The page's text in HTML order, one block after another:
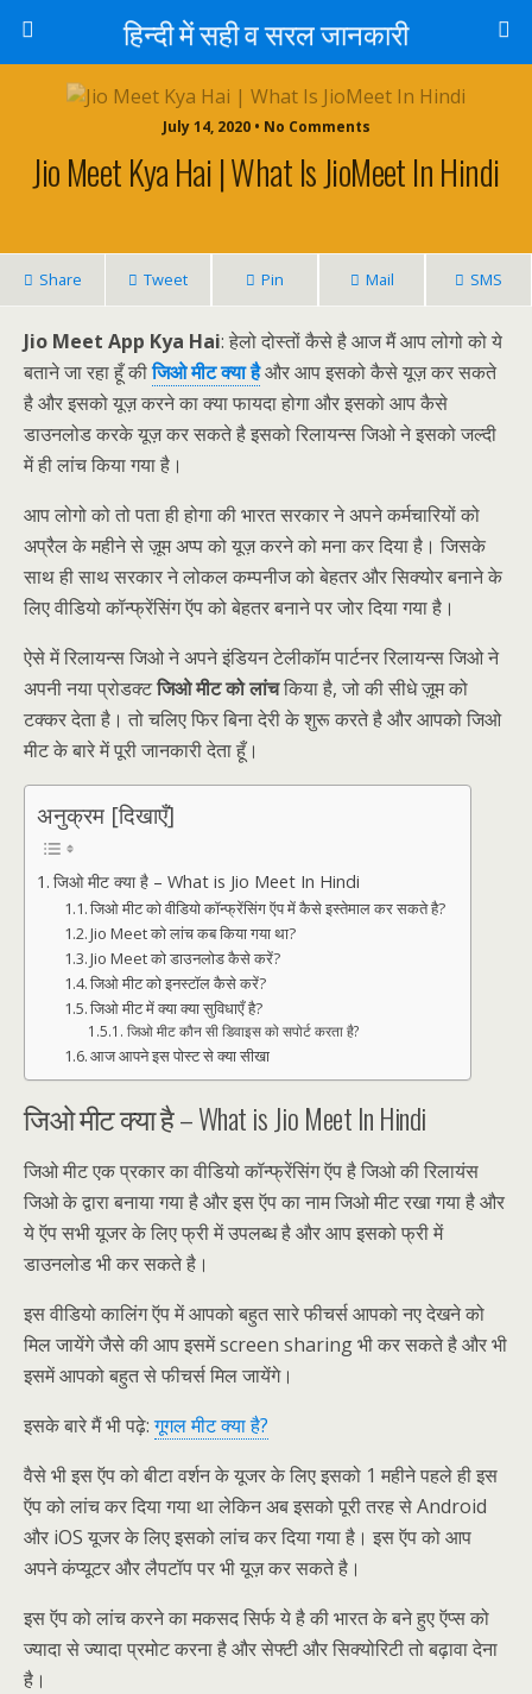
हिन्दी में सही व सरल जानकारी
July 14, 2020 • No Comments
Jio Meet Kya Hai | What Is JioMeet In Hindi
Share Tweet Pin Mail SMS
Jio Meet App Kya Hai: हेलो दोस्तों कैसे है आज मैं आप लोगो को ये
बताने जा रहा हूँ कीजिओ मीट क्या हैऔर आप इसको कैसे यूज़ कर सकते
है और इसको यूज़ करने का क्या फायदा होगा और इसको आप कैसे
डाउनलोड करके यूज़ कर सकते है इसको रिलायन्स जिओ ने इसको जल्दी
में ही लांच किया गया है।
आप लोगो को तो पता ही होगा की भारतसरकारने अपने कर्मचारियों को
अप्रैल के महीने से ज़ूम अप्प को यूज़ करने को मना कर दिया है। जिसके
साथ ही साथ सरकार ने लोकल कम्पनीज को बेहतर और सिक्योर बनाने के
लिए वीडियो कॉन्फ्रेंसिंग ऍप को बेहतर बनाने पर जोर दिया गया है।
ऐसे में रिलायन्स जिओ ने अपने इंडियन टेलीकॉम पार्टनर रिलायन्स जिओ ने
अपनी नया प्रोडक्टजिओ मीट को लांचकिया है, जो की सीधे ज़ूम को
टक्कर देता है। तो चलिए फिर बिना देरी के शुरू करते है और आपको जिओ
मीट के बारे में पूरी जानकारी देता हूँ।
अनुक्रम [दिखाएँ]
जिओ मीट क्या है – What is Jio Meet In Hindi
जिओ मीट को वीडियो कॉन्फ्रेंसिंग ऍप में कैसे इस्तेमाल कर सकते है?
Jio Meet को लांच कब किया गया था?
Jio Meet को डाउनलोड कैसे करें?
जिओ मीट को इनस्टॉल कैसे करें?
जिओ मीट में क्या क्या सुविधाएँ है?
जिओ मीट कौन सी डिवाइस को सपोर्ट करता है?
आज आपने इस पोस्ट से क्या सीखा
जिओ मीट क्या है – What is Jio Meet In Hindi
जिओ मीट एक प्रकार का वीडियो कॉन्फ्रेंसिंग ऍप है जिओ की रिलायंस
जिओ के द्वारा बनाया गया है और इस ऍप का नाम जिओ मीट रखा गया है और
ये ऍप सभी यूजर के लिए फ्री में उपलब्ध है और आप इसको फ्री में
डाउनलोड भी कर सकते है।
इस वीडियो कालिंग ऍप में आपको बहुत सारे फीचर्स आपको नए देखने को
मिल जायेंगे जैसे की आप इसमें screen sharing भी कर सकते है और भी
इसमें आपको बहुत से फीचर्स मिल जायेंगे।
इसके बारे मैं भी पढ़े:गूगल मीट क्या है?
वैसे भी इस ऍप को बीटा वर्शन के यूजर के लिए इसको 1 महीने पहले ही इस
ऍप को लांच कर दिया गया था लेकिन अब इसको पूरी तरह से Android
और iOS यूजर के लिए इसको लांच कर दिया गया है। इस ऍप को आप
अपने कंप्यूटर और लैपटॉप पर भी यूज़ कर सकते है।
इस ऍप को लांच करने का मकसद सिर्फ ये है की भारत के बने हुए ऍप्स को
ज्यादा से ज्यादा प्रमोट करना है और सेफ्टी और सिक्योरिटी तो बढ़ावा देना
है।